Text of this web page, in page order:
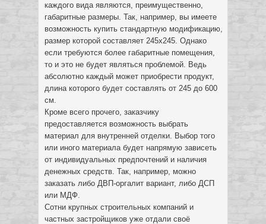
каждого вида являются, преимущественно,
габаритные размеры. Так, например, вы имеете
возможность купить стандартную модификацию,
размер которой составляет 245х245. Однако
если требуются более габаритные помещения,
то и это не будет являться проблемой. Ведь
абсолютно каждый может приобрести продукт,
длина которого будет составлять от 245 до 600
см.
Кроме всего прочего, заказчику
предоставляется возможность выбрать
материал для внутренней отделки. Выбор того
или иного материала будет напрямую зависеть
от индивидуальных предпочтений и наличия
денежных средств. Так, например, можно
заказать либо ДВП-оргалит вариант, либо ДСП
или МДФ.
Сотни крупных строительных компаний и
частных застройщиков уже отдали своё